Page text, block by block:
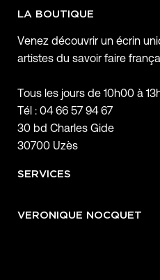
LA BOUTIQUE
Venez découvrir un écrin
artistes du savoir faire
Tous les jours de 10h00 à
Tél : 04 66 57 94 67
30 bd Charles Gide
30700 Uzès
SERVICES
VERONIQUE NOCQUET